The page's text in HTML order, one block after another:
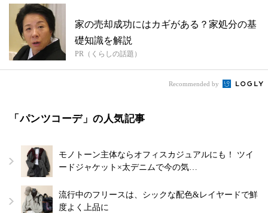
家の売却成功にはカギがある？家処分の基
礎知識を解説
PR（くらしの話題）
Recommended by
「パンツコーデ」の人気記事
モノトーン主体ならオフィスカジュアルにも！ ツイ
ードジャケット×太デニムで今の気…
流行中のフリースは、シックな配色&レイヤードで鮮
度よく上品に